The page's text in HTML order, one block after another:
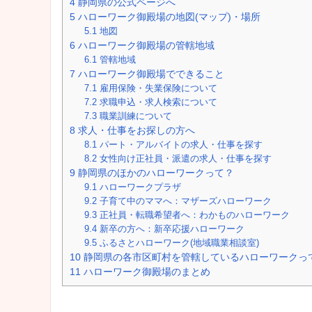
5 ハローワーク御殿場の地図(マップ)・場所
5.1 地図
6 ハローワーク御殿場の管轄地域
6.1 管轄地域
7 ハローワーク御殿場でできること
7.1 雇用保険・失業保険について
7.2 求職申込・求人検索について
7.3 職業訓練について
8 求人・仕事をお探しの方へ
8.1 パート・アルバイトの求人・仕事を探す
8.2 女性向け正社員・派遣の求人・仕事を探す
9 静岡県のほかのハローワークって？
9.1 ハローワークプラザ
9.2 子育て中のママへ：マザーズハローワーク
9.3 正社員・転職希望者へ：わかものハローワーク
9.4 新卒の方へ：新卒応援ハローワーク
9.5 ふるさとハローワーク(地域職業相談室)
10 静岡県の各市区町村を管轄しているハローワークっ
11 ハローワーク御殿場のまとめ